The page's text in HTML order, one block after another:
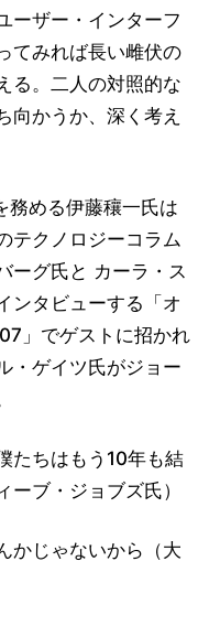
ーザー・インターフ
てみれば長い雌伏の
る。二人の対照的な
向かうか、深く考え
める伊藤穰一氏は
テクノロジーコラム
ーグ氏と カーラ・ス
ンタビューする「オ
」でゲストに招かれ
・ゲイツ氏がジョー
たちはもう10年も結
ブ・ジョブズ氏）
かじゃないから（大